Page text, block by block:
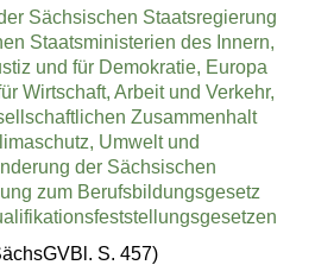
Sächsischen Staatsregierung
Staatsministerien des Innern,
und für Demokratie, Europa
Wirtschaft, Arbeit und Verkehr,
Zusammenhalt
Umwelt und
der Sächsischen
zum Berufsbildungsgesetz
S. 457)